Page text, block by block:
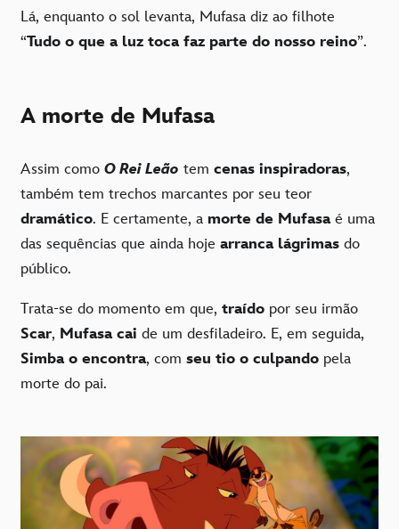
Lá, enquanto o sol levanta, Mufasa diz ao filhote
“Tudo o que a luz toca faz parte do nosso reino”.
A morte de Mufasa
Assim como O Rei Leão tem cenas inspiradoras,
também tem trechos marcantes por seu teor
dramático. E certamente, a morte de Mufasaé uma
das sequências que ainda hoje arranca lágrimas do
público.
Trata-se do momento em que, traído por seu irmão
Scar, Mufasa cai de um desfiladeiro. E, em seguida,
Simba o encontra, com seu tio o culpando pela
morte do pai.